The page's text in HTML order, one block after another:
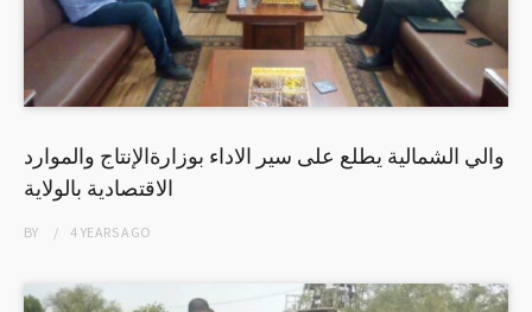
والي الشمالية يطلع على سير الاداء بوزارةالإنتاج والموارد
الاقتصادية بالولاية
BY 4 YEARSAGO